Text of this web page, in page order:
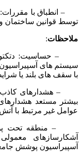
– انطباق با مقررات:
توسط قوانین ساختمان
ملاحظات:
– حساسیت:
سیستم های
با سقف های بلند یا
– هشدارهای کاذب:
بیشتر مستعد
عوامل غیر مرتبط با
– منطقه تحت
آشکارسازهای
آسپیراسیون پوشش